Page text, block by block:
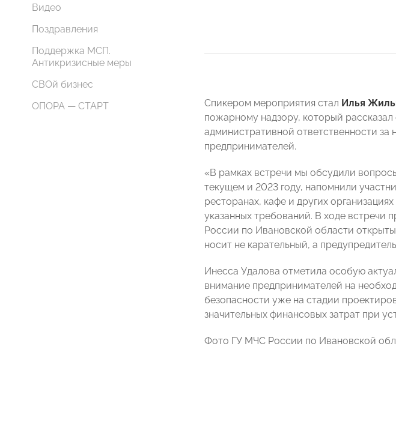
Видео
Поздравления
Поддержка МСП.
Антикризисные меры
СВОй бизнес
ОПОРА — СТАРТ
Спикером мероприятия стал Илья
пожарному надзору, который
административной ответственности
предпринимателей.
«В рамках встречи мы обсудили
текущем и 2023 году, напомнили
ресторанах, кафе и других
указанных требований. В ходе встречи
России по Ивановской области открыты
носит не карательный, а
Инесса Удалова отметила особую
внимание предпринимателей на
безопасности уже на стадии
значительных финансовых затрат при
Фото ГУ МЧС России по Ивановской